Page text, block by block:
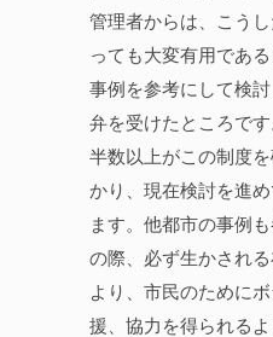
管理者からは、こう
っても大変有用であ
事例を参考にして検
弁を受けたところで
半数以上がこの制度
かり、現在検討を進
ます。他都市の事例
の際、必ず生かされ
より、市民のために
援、協力を得られる